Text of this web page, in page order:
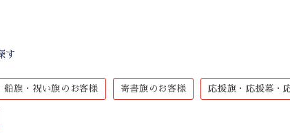
す
船旗・祝い旗のお客様 寄書旗のお客様 応援旗・応援幕・